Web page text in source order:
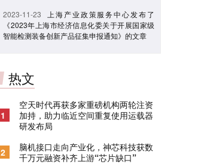
2023-11-23
上海产业政策服务中心发布了
《2023年上海市经济信息化委关于开展国家级
智能检测装备创新产品征集申报通知》的文章
热文
1
空天时代再获多家重磅机构两轮注资
加持，助力临近空间重复使用运载器
研发布局
2
脑机接口走向产业化，神芯科技获数
千万元融资补齐上游“芯片缺口”